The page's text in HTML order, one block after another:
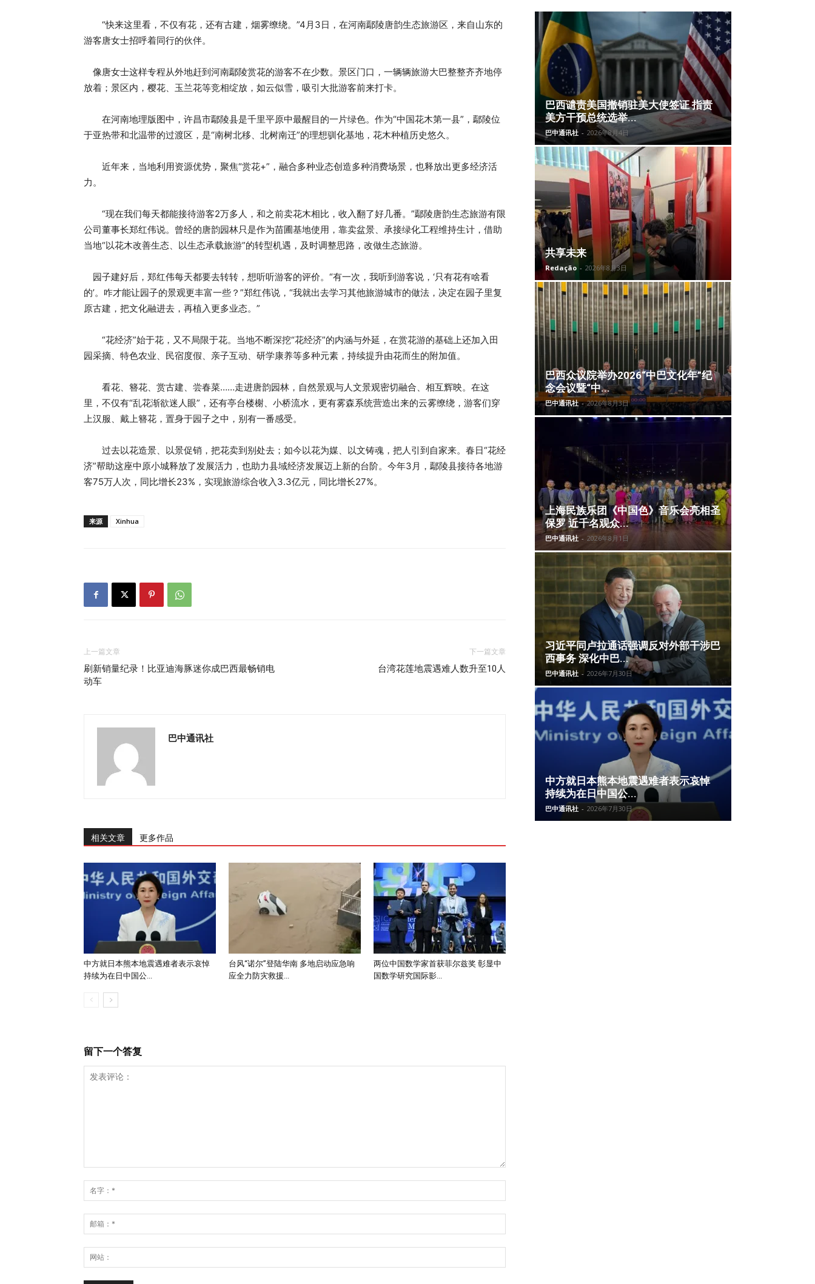
“快来这里看，不仅有花，还有古建，烟雾缭绕。”4月3日，在河南鄢陵唐韵生态旅游区，来自山东的
游客唐女士招呼着同行的伙伴。
像唐女士这样专程从外地赶到河南鄢陵赏花的游客不在少数。景区门口，一辆辆旅游大巴整整齐齐地停
放着；景区内，樱花、玉兰花等竞相绽放，如云似雪，吸引大批游客前来打卡。
在河南地理版图中，许昌市鄢陵县是千里平原中最醒目的一片绿色。作为“中国花木第一县”，鄢陵位
于亚热带和北温带的过渡区，是“南树北移、北树南迁”的理想驯化基地，花木种植历史悠久。
近年来，当地利用资源优势，聚焦“赏花+”，融合多种业态创造多种消费场景，也释放出更多经济活
力。
“现在我们每天都能接待游客2万多人，和之前卖花木相比，收入翻了好几番。”鄢陵唐韵生态旅游有限
公司董事长郑红伟说。曾经的唐韵园林只是作为苗圃基地使用，靠卖盆景、承接绿化工程维持生计，借助
当地“以花木改善生态、以生态承载旅游”的转型机遇，及时调整思路，改做生态旅游。
园子建好后，郑红伟每天都要去转转，想听听游客的评价。“有一次，我听到游客说，‘只有花有啥看
的’。咋才能让园子的景观更丰富一些？”郑红伟说，“我就出去学习其他旅游城市的做法，决定在园子里复
原古建，把文化融进去，再植入更多业态。”
“花经济”始于花，又不局限于花。当地不断深挖“花经济”的内涵与外延，在赏花游的基础上还加入田
园采摘、特色农业、民宿度假、亲子互动、研学康养等多种元素，持续提升由花而生的附加值。
看花、簪花、赏古建、尝春菜……走进唐韵园林，自然景观与人文景观密切融合、相互辉映。在这
里，不仅有“乱花渐欲迷人眼”，还有亭台楼榭、小桥流水，更有雾森系统营造出来的云雾缭绕，游客们穿
上汉服、戴上簪花，置身于园子之中，别有一番感受。
过去以花造景、以景促销，把花卖到别处去；如今以花为媒、以文铸魂，把人引到自家来。春日“花经
济”帮助这座中原小城释放了发展活力，也助力县域经济发展迈上新的台阶。今年3月，鄢陵县接待各地游
客75万人次，同比增长23%，实现旅游综合收入3.3亿元，同比增长27%。
来源 Xinhua
上一篇文章
刷新销量纪录！比亚迪海豚迷你成巴西最畅销电
动车
下一篇文章
台湾花莲地震遇难人数升至10人
巴中通讯社
相关文章 更多作品
中方就日本熊本地震遇难者表示哀悼
持续为在日中国公...
台风“诺尔”登陆华南 多地启动应急响
应全力防灾救援...
两位中国数学家首获菲尔兹奖 彰显中
国数学研究国际影...
留下一个答复
巴西谴责美国撤销驻美大使签证 指责
美方干预总统选举...
巴中通讯社 - 2026年8月4日
共享未来
Redação - 2026年8月3日
巴西众议院举办2026“中巴文化年”纪
念会议暨“中...
巴中通讯社 - 2026年8月3日
上海民族乐团《中国色》音乐会亮相圣
保罗 近千名观众...
巴中通讯社 - 2026年8月1日
习近平同卢拉通话强调反对外部干涉巴
西事务 深化中巴...
巴中通讯社 - 2026年7月30日
中方就日本熊本地震遇难者表示哀悼
持续为在日中国公...
巴中通讯社 - 2026年7月30日